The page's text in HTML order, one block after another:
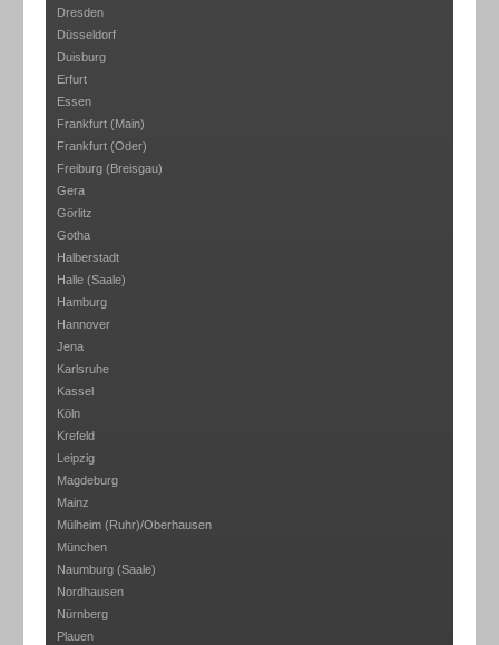
Dresden
Düsseldorf
Duisburg
Erfurt
Essen
Frankfurt (Main)
Frankfurt (Oder)
Freiburg (Breisgau)
Gera
Görlitz
Gotha
Halberstadt
Halle (Saale)
Hamburg
Hannover
Jena
Karlsruhe
Kassel
Köln
Krefeld
Leipzig
Magdeburg
Mainz
Mülheim (Ruhr)/Oberhausen
München
Naumburg (Saale)
Nordhausen
Nürnberg
Plauen